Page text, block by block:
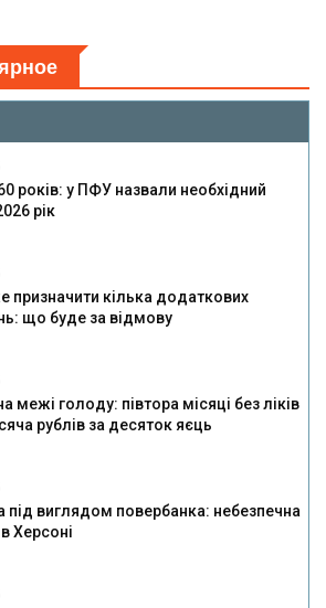
років: у ПФУ назвали необхідний
рік
призначити кілька додаткових
що буде за відмову
межі голоду: півтора місяці без ліків
рублів за десяток яєць
під виглядом повербанка: небезпечна
Херсоні